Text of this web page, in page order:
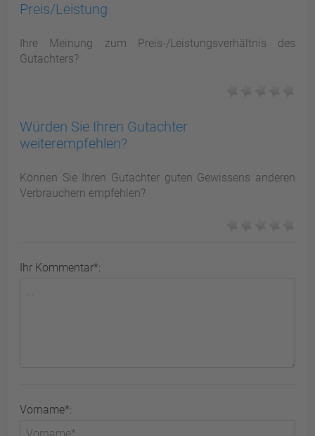
Preis/Leistung
Ihre Meinung zum Preis-/Leistungsverhältnis des
Gutachters?
Würden Sie Ihren Gutachter
weiterempfehlen?
Können Sie Ihren Gutachter guten Gewissens anderen
Verbrauchern empfehlen?
Ihr Kommentar*:
Vorname*: